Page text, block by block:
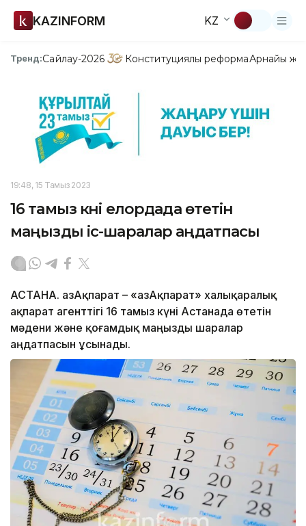
KAZINFORM KZ
Тренд:Сайлау-2026 Конституциялық реформаАрнайы
19:48, 15 Тамыз 2023
16 тамыз күні елордада өтетін
маңызды іс-шаралар аңдатпасы
АСТАНА. ҚазАқпарат – «ҚазАқпарат» халықаралық
ақпарат агенттігі 16 тамыз күні Астанада өтетін
мәдени және қоғамдық маңызды шаралар
аңдатпасын ұсынады.